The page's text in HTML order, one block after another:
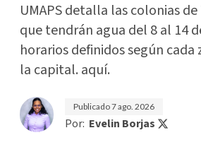
UMAPS detalla las colonias
que tendrán agua del 8 al 14
horarios definidos según cada
la capital. aquí.
Publicado7 ago. 2026
Por: Evelin Borjas